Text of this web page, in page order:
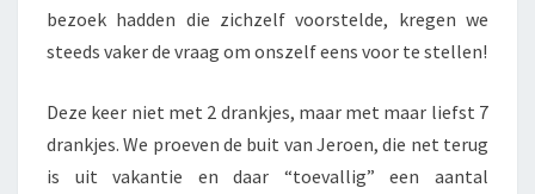
bezoek hadden die zichzelf voorstelde, kregen we
steeds vaker de vraag om onszelf eens voor te stellen!
Deze keer niet met 2 drankjes, maar met maar liefst 7
drankjes. We proeven de buit van Jeroen, die net terug
is uit vakantie en daar “toevallig” een aantal